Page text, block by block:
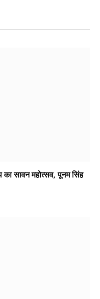
सावन महोत्सव, पूनम सिंह